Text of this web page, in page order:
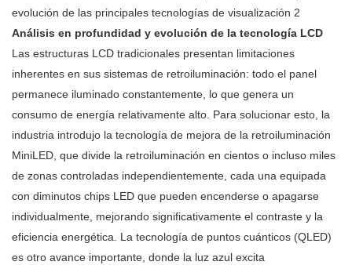
Análisis en profundidad y evolución de la tecnología LCD
Las estructuras LCD tradicionales presentan limitaciones
inherentes en sus sistemas de retroiluminación: todo el panel
permanece iluminado constantemente, lo que genera un
consumo de energía relativamente alto. Para solucionar esto, la
industria introdujo la tecnología de mejora de la retroiluminación
MiniLED, que divide la retroiluminación en cientos o incluso miles
de zonas controladas independientemente, cada una equipada
con diminutos chips LED que pueden encenderse o apagarse
individualmente, mejorando significativamente el contraste y la
eficiencia energética. La tecnología de puntos cuánticos (QLED)
es otro avance importante, donde la luz azul excita